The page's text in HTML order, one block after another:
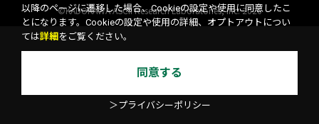
©KADOKAWA ASCII Research Laboratories, Inc. 2026
以降のページに遷移した場合、Cookieの設定や使用に同意したこ
とになります。Cookieの設定や使用の詳細、オプトアウトについ
ては詳細 をご覧ください。
同意する
＞プライバシーポリシー